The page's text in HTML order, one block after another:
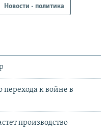
Новости - политика
к войне в
производство